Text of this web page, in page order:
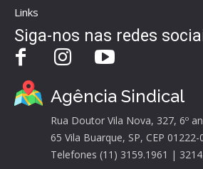
Links
Siga-nos nas redes
Agência Sindical
Rua Doutor Vila Nova, 327, 6º
65 Vila Buarque, SP, CEP 01222-
Telefones (11) 3159.1961 |